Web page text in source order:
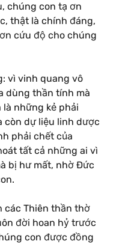
chúng con tạ ơn
thật là chính đáng,
cứu độ cho chúng
vì vinh quang vô
dùng thần tính mà
những kẻ phải
còn dự liệu linh dược
phải chết của
tất cả những ai vì
bị hư mất, nhờ Ðức
các Thiên thần thờ
đời hoan hỷ trước
con được đồng